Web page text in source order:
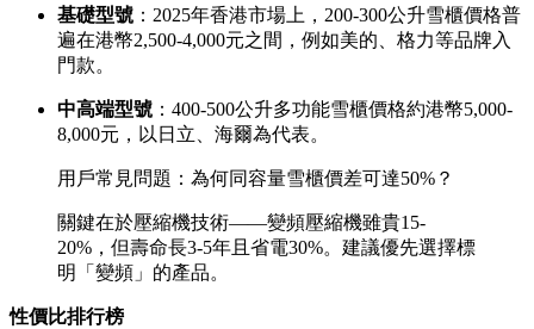
基礎型號 ：2025年香港市場上，200-300公升雪櫃價格普
遍在港幣2,500-4,000元之間，例如美的、格力等品牌入
門款。
中高端型號 ：400-500公升多功能雪櫃價格約港幣5,000-
8,000元，以日立、海爾為代表。
用戶常見問題：為何同容量雪櫃價差可達50%？
關鍵在於壓縮機技術——變頻壓縮機雖貴15-
20%，但壽命長3-5年且省電30%。建議優先選擇標
明「變頻」的產品。
性價比排行榜